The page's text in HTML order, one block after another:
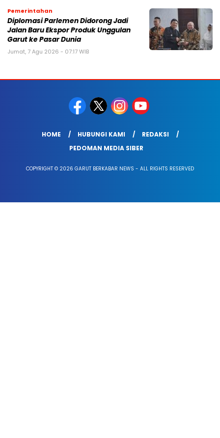
Pemerintahan
Diplomasi Parlemen Didorong Jadi
Jalan Baru Ekspor Produk Unggulan
Garut ke Pasar Dunia
Jumat, 7 Agu 2026 - 07:17 WIB
HOME HUBUNGI KAMI
REDAKSI
PEDOMAN MEDIA SIBER
COPYRIGHT © 2026 GARUT BERKABAR NEWS - ALL RIGHTS RESERVED